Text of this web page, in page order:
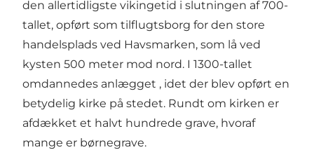
den allertidligste vikingetid i slutningen af 700-
tallet, opført som tilflugtsborg for den store
handelsplads ved Havsmarken, som lå ved
kysten 500 meter mod nord. I 1300-tallet
omdannedes anlægget , idet der blev opført en
betydelig kirke på stedet. Rundt om kirken er
afdækket et halvt hundrede grave, hvoraf
mange er børnegrave.